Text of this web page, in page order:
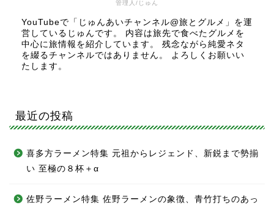
管理人/じゅん
YouTubeで「じゅんあいチャンネル@旅とグルメ」を運
営しているじゅんです。 内容は旅先で食べたグルメを
中心に旅情報を紹介しています。 残念ながら純愛ネタ
を綴るチャンネルではありません。 よろしくお願いい
たします。
最近の投稿
喜多方ラーメン特集 元祖からレジェンド、新鋭まで勢揃
い 至極の８杯＋α
佐野ラーメン特集 佐野ラーメンの象徴、青竹打ちのあっ